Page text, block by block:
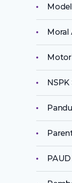
Moral
NSPK